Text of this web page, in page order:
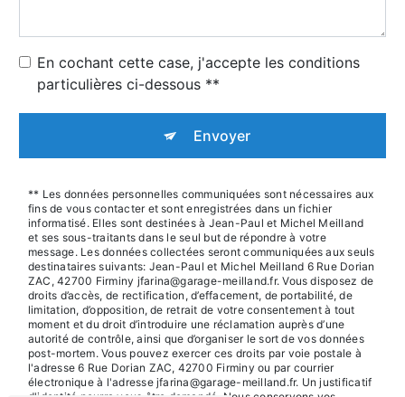
En cochant cette case, j'accepte les conditions
particulières ci-dessous **
Envoyer
** Les données personnelles communiquées sont nécessaires aux
fins de vous contacter et sont enregistrées dans un fichier
informatisé. Elles sont destinées à Jean-Paul et Michel Meilland
et ses sous-traitants dans le seul but de répondre à votre
message. Les données collectées seront communiquées aux seuls
destinataires suivants: Jean-Paul et Michel Meilland 6 Rue Dorian
ZAC, 42700 Firminy jfarina@garage-meilland.fr. Vous disposez de
droits d’accès, de rectification, d’effacement, de portabilité, de
limitation, d’opposition, de retrait de votre consentement à tout
moment et du droit d’introduire une réclamation auprès d’une
autorité de contrôle, ainsi que d’organiser le sort de vos données
post-mortem. Vous pouvez exercer ces droits par voie postale à
l'adresse 6 Rue Dorian ZAC, 42700 Firminy ou par courrier
électronique à l'adresse jfarina@garage-meilland.fr. Un justificatif